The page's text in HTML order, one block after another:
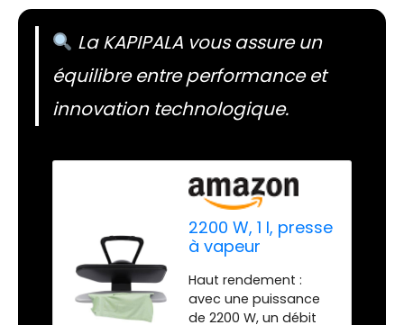
La KAPIPALA vous assure un
équilibre entre performance et
innovation technologique.
2200 W, 1 l, presse
à vapeur
intelligente, 5
modes,
Haut rendement :
avec une puissance
de 2200 W, un débit